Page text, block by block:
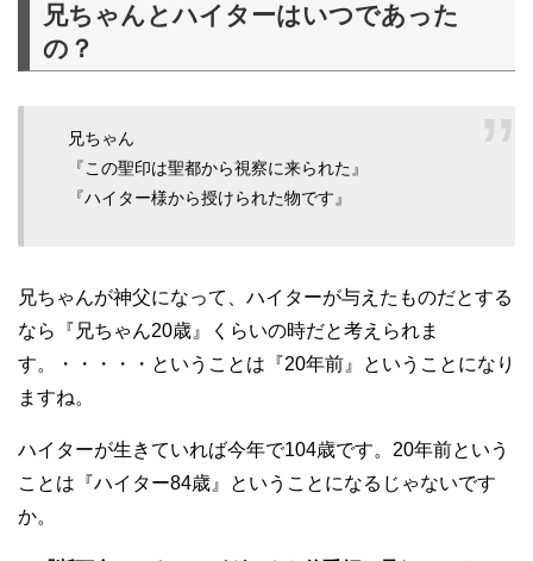
兄ちゃんとハイターはいつであった
の？
兄ちゃん
『この聖印は聖都から視察に来られた』
『ハイター様から授けられた物です』
兄ちゃんが神父になって、ハイターが与えたものだとする
なら『兄ちゃん20歳』くらいの時だと考えられま
す。・・・・・ということは『20年前』ということになり
ますね。
ハイターが生きていれば今年で104歳です。20年前という
ことは『ハイター84歳』ということになるじゃないです
か。